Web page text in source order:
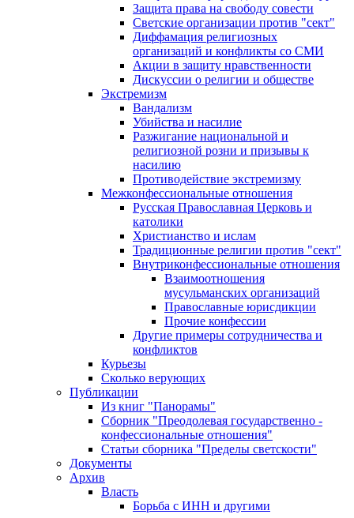
Защита права на свободу совести
Светские организации против "сект"
Диффамация религиозных
организаций и конфликты со СМИ
Акции в защиту нравственности
Дискуссии о религии и обществе
Экстремизм
Вандализм
Убийства и насилие
Разжигание национальной и
религиозной розни и призывы к
насилию
Противодействие экстремизму
Межконфессиональные отношения
Русская Православная Церковь и
католики
Христианство и ислам
Традиционные религии против "сект"
Внутриконфессиональные отношения
Взаимоотношения
мусульманских организаций
Православные юрисдикции
Прочие конфессии
Другие примеры сотрудничества и
конфликтов
Курьезы
Сколько верующих
Публикации
Из книг "Панорамы"
Сборник "Преодолевая государственно -
конфессиональные отношения"
Статьи сборника "Пределы светскости"
Документы
Архив
Власть
Борьба с ИНН и другими